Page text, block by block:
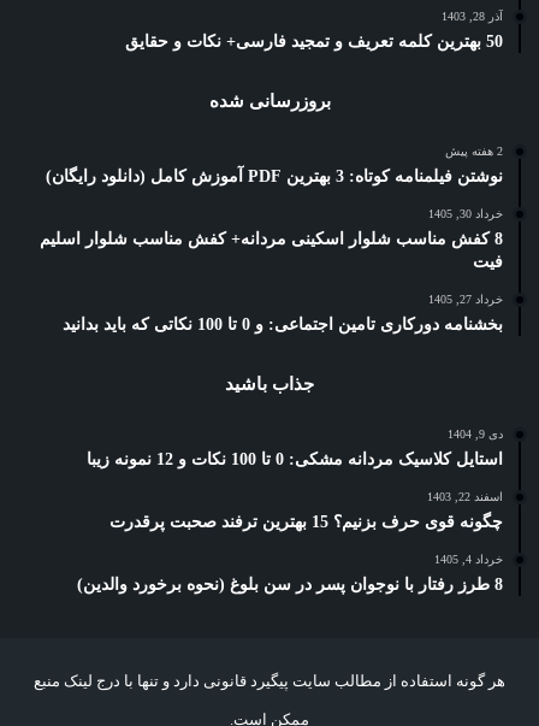
آذر 28, 1403
50 بهترین کلمه تعریف و تمجید فارسی+ نکات و حقایق
بروزرسانی شده
2 هفته پیش
نوشتن فیلمنامه کوتاه: 3 بهترین PDF آموزش کامل (دانلود رایگان)
خرداد 30, 1405
8 کفش مناسب شلوار اسکینی مردانه+ کفش مناسب شلوار اسلیم
فیت
خرداد 27, 1405
بخشنامه دورکاری تامین اجتماعی: و 0 تا 100 نکاتی که باید بدانید
جذاب باشید
دی 9, 1404
استایل کلاسیک مردانه مشکی: 0 تا 100 نکات و 12 نمونه زیبا
اسفند 22, 1403
چگونه قوی حرف بزنیم؟ 15 بهترین ترفند صحبت پرقدرت
خرداد 4, 1405
8 طرز رفتار با نوجوان پسر در سن بلوغ (نحوه برخورد والدین)
هر گونه استفاده از مطالب سایت پیگیرد قانونی دارد و تنها با درج لینک منبع
ممکن است.